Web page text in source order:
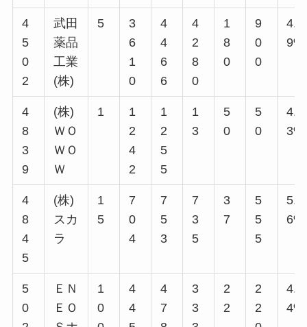
4
5
0
2
武田
薬品
工業
(株)
5
3
6
1
0
4
4
6
6
4
2
8
0
1
8
0
9
0
0
4.9
9%
4
8
3
9
(株)
ＷＯ
ＷＯ
Ｗ
1
1
2
4
2
1
2
5
5
1
3
5
0
5
0
4.0
3%
4
8
4
5
(株)
スカ
ラ
1
5
7
0
4
7
5
3
7
3
5
3
7
5
5
5
5.2
6%
5
0
ＥＮ
ＥＯ
1
0
4
4
4
7
3
3
2
2
2
2
4.9
4%